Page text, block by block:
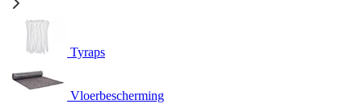
Tyraps
Vloerbescherming